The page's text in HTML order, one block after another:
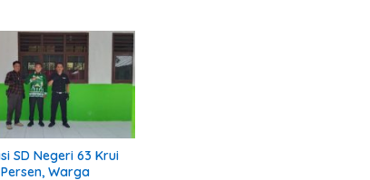
SD Negeri 63 Krui
Warga